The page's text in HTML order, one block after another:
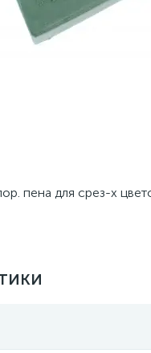
пена для срез-х